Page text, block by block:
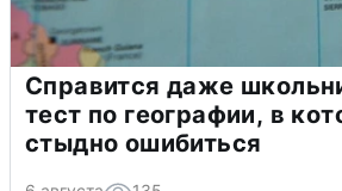
Справится даже
тест по географии, в
стыдно ошибиться